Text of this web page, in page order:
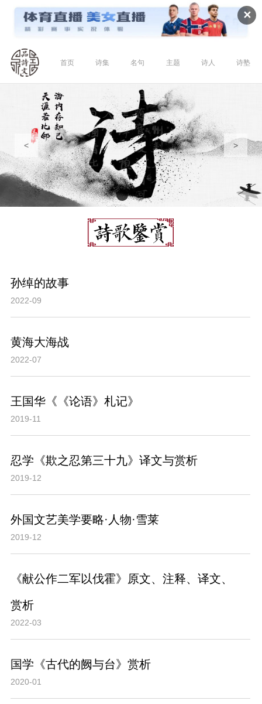
✕
首页 诗集 名句 主题 诗人 诗塾
< >
孙绰的故事
2022-09
黄海大海战
2022-07
王国华《《论语》札记》
2019-11
忍学《欺之忍第三十九》译文与赏析
2019-12
外国文艺美学要略·人物·雪莱
2019-12
《献公作二军以伐霍》原文、注释、译文、
赏析
2022-03
国学《古代的阙与台》赏析
2020-01